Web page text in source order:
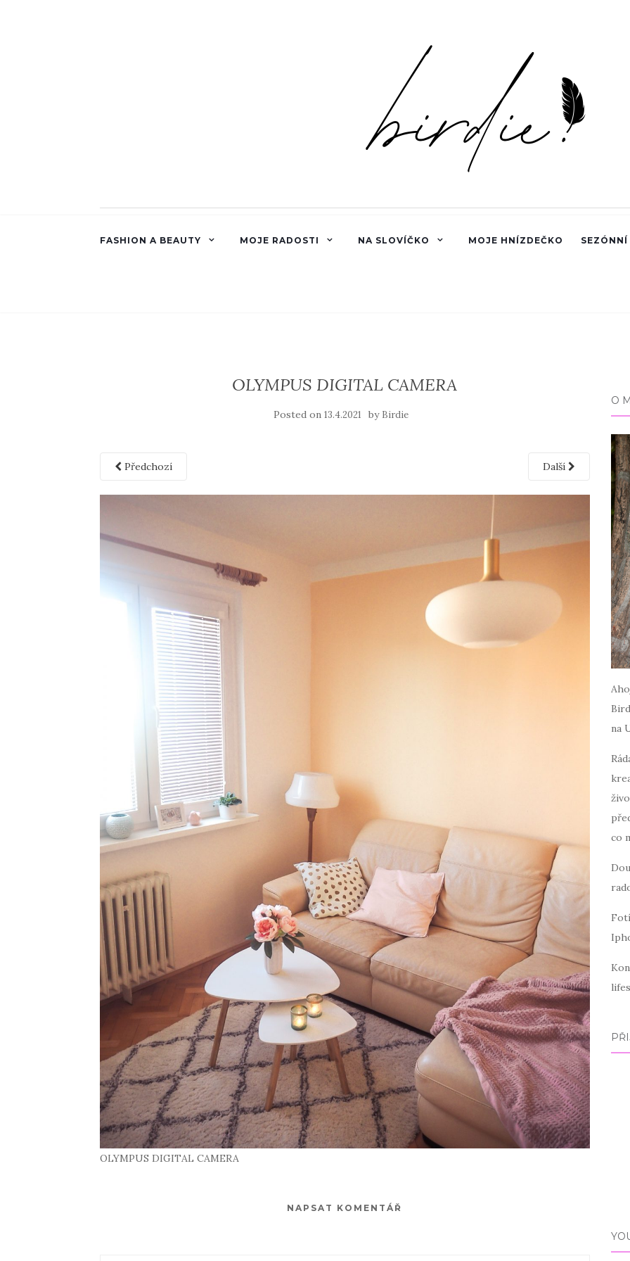
FASHION A BEAUTY MOJE RADOSTI NA SLOVÍČKO MOJE HNÍZDEČKO
OLYMPUS DIGITAL CAMERA
Posted on13.4.2021 by Birdie
Předchozí Další
OLYMPUS DIGITAL CAMERA
NAPSAT KOMENTÁŘ
O
na
co